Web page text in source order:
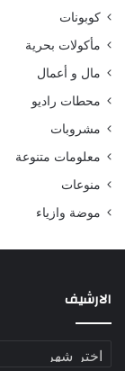
كوبونات
مأكولات بحرية
مال و أعمال
محطات راديو
مشروبات
معلومات متنوعة
منوعات
موضة وازياء
الارشيف
الارشيف